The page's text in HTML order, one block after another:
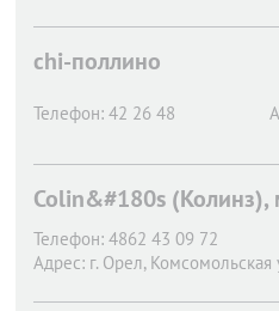
chi-поллино
Телефон: 42 26 48
Colin&#180s
Телефон: 4862 43 09 72
Адрес: г. Орел, Комсомольская